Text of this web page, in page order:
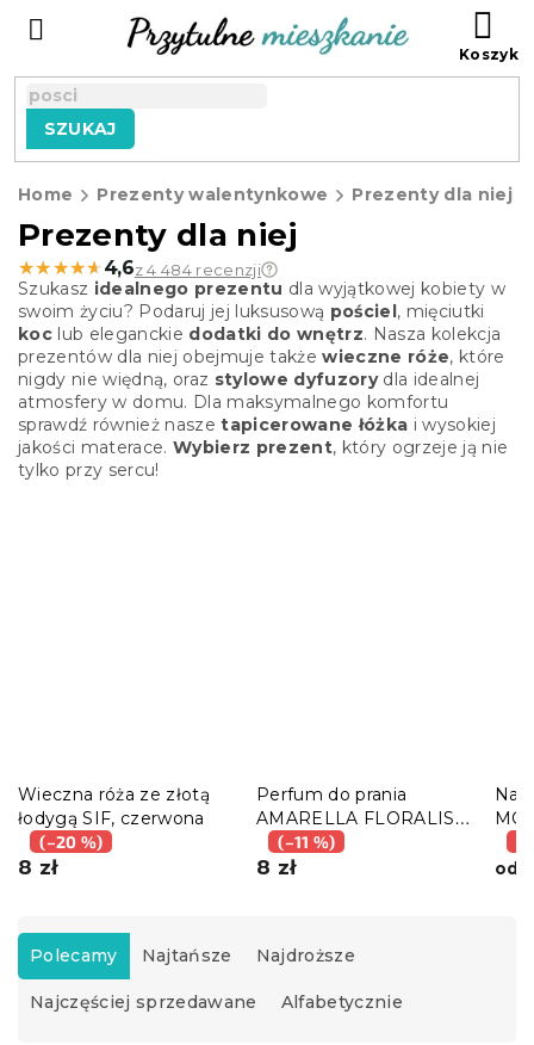
SZUKAJ
Home Prezenty walentynkowe Prezenty dla niej
Prezenty dla niej
★★★★★
★★★★★ 4,6z 4 484 recenzji
Szukasz idealnego prezentu dla wyjątkowej kobiety w
swoim życiu? Podaruj jej luksusową pościel , mięciutki
koc lub eleganckie dodatki do wnętrz. Nasza kolekcja
prezentów dla niej obejmuje takżewieczne róże, które
nigdy nie więdną, oraz stylowe dyfuzorydla idealnej
atmosfery w domu. Dla maksymalnego komfortu
sprawdź również naszetapicerowane łóżka i wysokiej
jakości materace. Wybierz prezent, który ogrzeje ją nie
tylko przy sercu!
Wieczna róża ze złotą
łodygą SIF, czerwona
(–20 %)
8 zł
Perfum do prania
AMARELLA FLORALIS,
próbka 10 ml
(–11 %)
8 zł od
S
o
r
Polecamy Najtańsze Najdroższe
Najczęściej sprzedawane Alfabetycznie